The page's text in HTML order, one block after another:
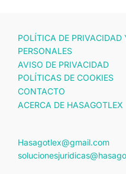
POLÍTICA DE
PERSONALES
AVISO DE PRIVACIDAD
POLÍTICAS DE COOKIES
CONTACTO
ACERCA DE HASAGOTLEX
Hasagotlex@gmail.com